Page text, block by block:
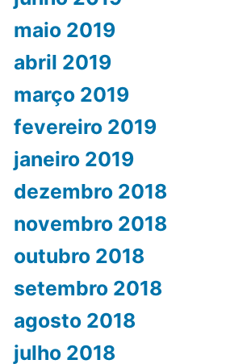
maio 2019
abril 2019
março 2019
fevereiro 2019
janeiro 2019
dezembro 2018
novembro 2018
outubro 2018
setembro 2018
agosto 2018
julho 2018